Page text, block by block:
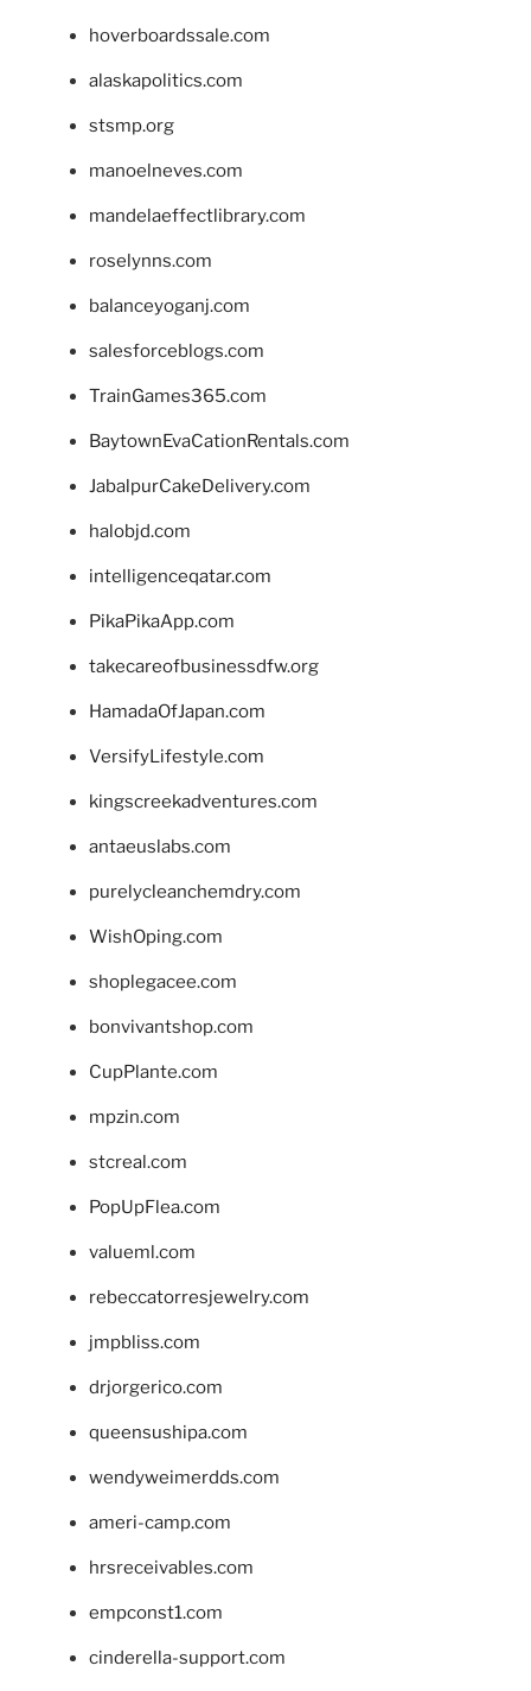
hoverboardssale.com
alaskapolitics.com
stsmp.org
manoelneves.com
mandelaeffectlibrary.com
roselynns.com
balanceyoganj.com
salesforceblogs.com
TrainGames365.com
BaytownEvaCationRentals.com
JabalpurCakeDelivery.com
halobjd.com
intelligenceqatar.com
PikaPikaApp.com
takecareofbusinessdfw.org
HamadaOfJapan.com
VersifyLifestyle.com
kingscreekadventures.com
antaeuslabs.com
purelycleanchemdry.com
WishOping.com
shoplegacee.com
bonvivantshop.com
CupPlante.com
mpzin.com
stcreal.com
PopUpFlea.com
valueml.com
rebeccatorresjewelry.com
jmpbliss.com
drjorgerico.com
queensushipa.com
wendyweimerdds.com
ameri-camp.com
hrsreceivables.com
empconst1.com
cinderella-support.com